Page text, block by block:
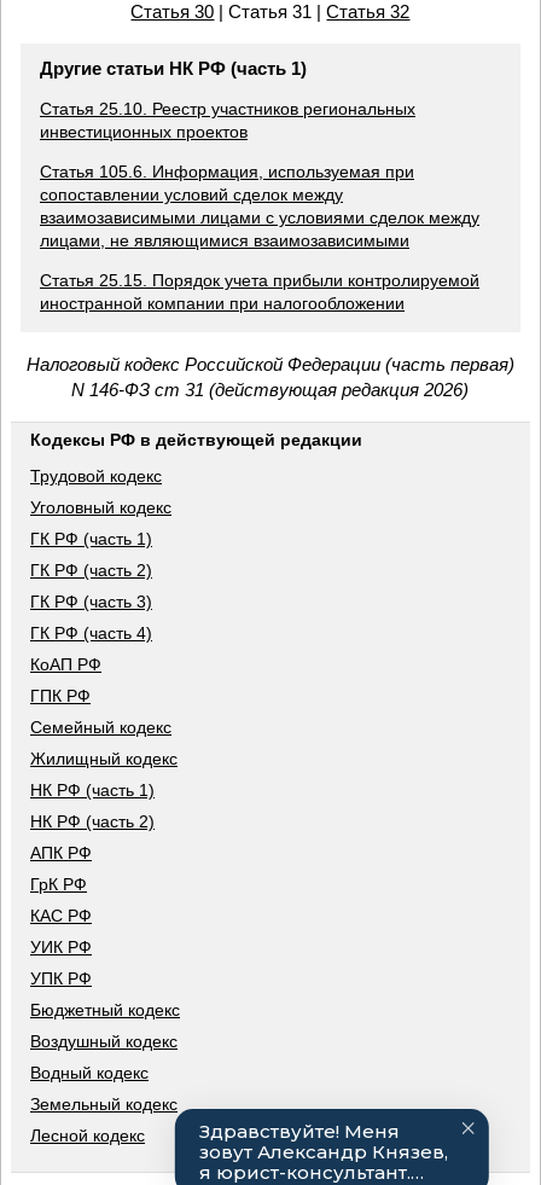
Статья 30 | Статья 31 |Статья 32
Другие статьи НК РФ (часть 1)
Статья 25.10. Реестр участников региональных
инвестиционных проектов
Статья 105.6. Информация, используемая при
сопоставлении условий сделок между
взаимозависимыми лицами с условиями сделок между
лицами, не являющимися взаимозависимыми
Статья 25.15. Порядок учета прибыли контролируемой
иностранной компании при налогообложении
Налоговый кодекс Российской Федерации (часть первая)
N 146-ФЗ ст 31 (действующая редакция 2026)
Кодексы РФ в действующей редакции
Трудовой кодекс
Уголовный кодекс
ГК РФ (часть 1)
ГК РФ (часть 2)
ГК РФ (часть 3)
ГК РФ (часть 4)
КоАП РФ
ГПК РФ
Семейный кодекс
Жилищный кодекс
НК РФ (часть 1)
НК РФ (часть 2)
АПК РФ
ГрК РФ
КАС РФ
УИК РФ
УПК РФ
Бюджетный кодекс
Воздушный кодекс
Водный кодекс
Земельный кодекс
Лесной кодекс